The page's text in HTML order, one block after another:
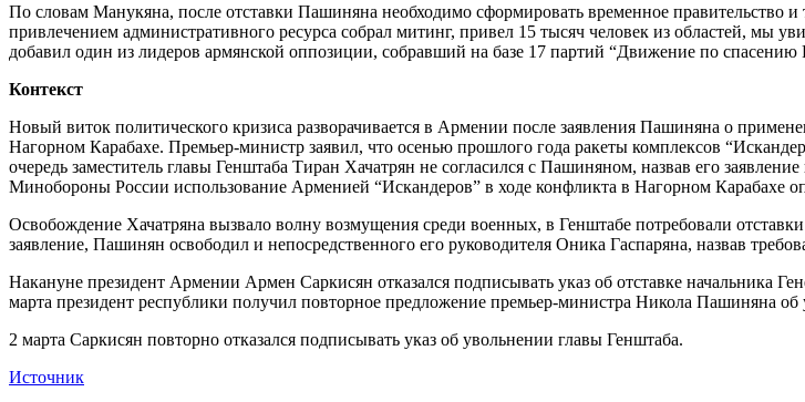
По словам Манукяна, после отставки Пашиняна необходимо сформировать временное правительство
привлечением административного ресурса собрал митинг, привел 15 тысяч человек из областей,
добавил один из лидеров армянской оппозиции, собравший на базе 17 партий “Движение по спасению
Контекст
Новый виток политического кризиса разворачивается в Армении после заявления Пашиняна о
Нагорном Карабахе. Премьер-министр заявил, что осенью прошлого года ракеты комплексов
очередь заместитель главы Генштаба Тиран Хачатрян не согласился с Пашиняном, назвав его
Минобороны России использование Арменией “Искандеров” в ходе конфликта в Нагорном Карабахе
Освобождение Хачатряна вызвало волну возмущения среди военных, в Генштабе потребовали
заявление, Пашинян освободил и непосредственного его руководителя Оника Гаспаряна, назвав
Накануне президент Армении Армен Саркисян отказался подписывать указ об отставке начальника
марта президент республики получил повторное предложение премьер-министра Никола Пашиняна об
2 марта Саркисян повторно отказался подписывать указ об увольнении главы Генштаба.
Источник